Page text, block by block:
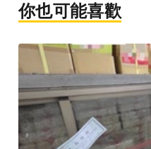
你也可能喜歡